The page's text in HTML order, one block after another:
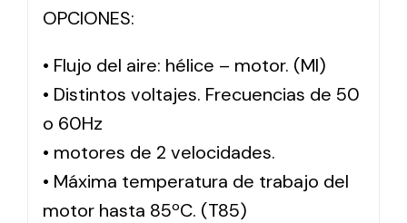
OPCIONES:
• Flujo del aire: hélice – motor. (MI)
• Distintos voltajes. Frecuencias de 50
o 60Hz
• motores de 2 velocidades.
• Máxima temperatura de trabajo del
motor hasta 85ºC. (T85)